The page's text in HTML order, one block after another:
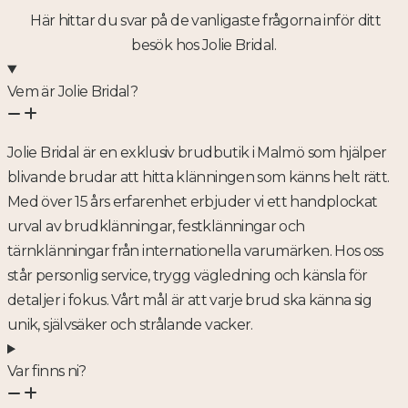
Här hittar du svar på de vanligaste frågorna inför ditt
besök hos Jolie Bridal.
Vem är Jolie Bridal?
Jolie Bridal är en exklusiv brudbutik i Malmö som hjälper
blivande brudar att hitta klänningen som känns helt rätt.
Med över 15 års erfarenhet erbjuder vi ett handplockat
urval av brudklänningar, festklänningar och
tärnklänningar från internationella varumärken. Hos oss
står personlig service, trygg vägledning och känsla för
detaljer i fokus. Vårt mål är att varje brud ska känna sig
unik, självsäker och strålande vacker.
Var finns ni?